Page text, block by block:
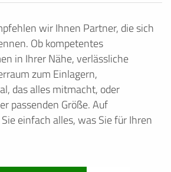
wir Ihnen Partner, die sich
Ob kompetentes
in Ihrer Nähe, verlässliche
zum Einlagern,
das alles mitmacht, oder
passenden Größe. Auf
einfach alles, was Sie für Ihren